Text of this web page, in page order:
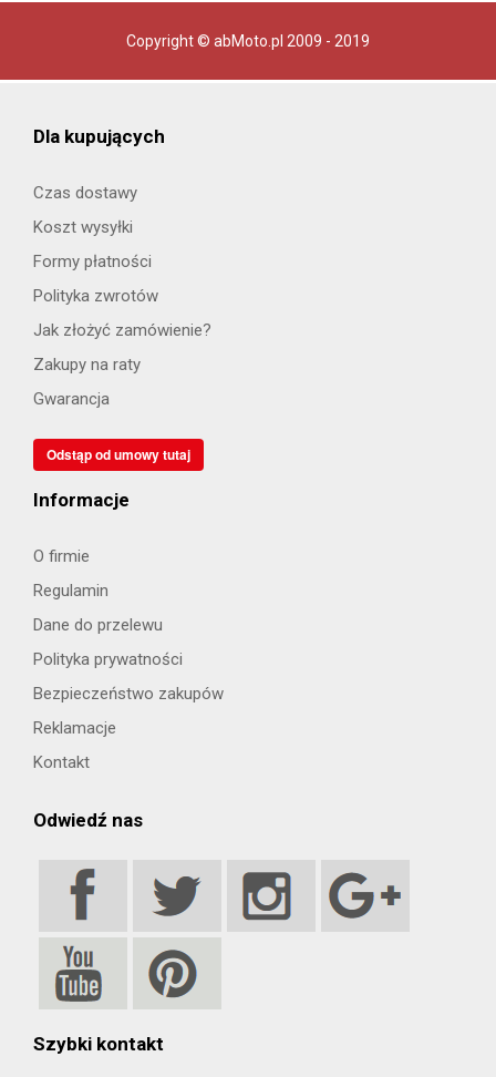
Copyright © abMoto.pl 2009 - 2019
Dla kupujących
Czas dostawy
Koszt wysyłki
Formy płatności
Polityka zwrotów
Jak złożyć zamówienie?
Zakupy na raty
Gwarancja
Odstąp od umowy tutaj
Informacje
O firmie
Regulamin
Dane do przelewu
Polityka prywatności
Bezpieczeństwo zakupów
Reklamacje
Kontakt
Odwiedź nas
Szybki kontakt